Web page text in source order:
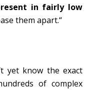
in fairly low
them apart.“
yet know the exact
of complex